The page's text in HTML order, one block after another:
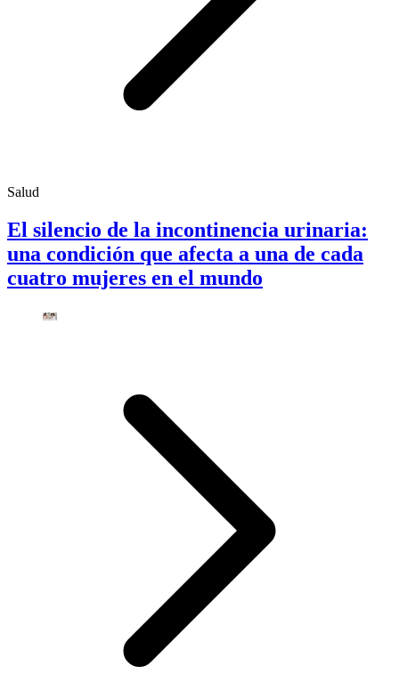
Salud
El silencio de la incontinencia urinaria:
una condición que afecta a una de cada
cuatro mujeres en el mundo